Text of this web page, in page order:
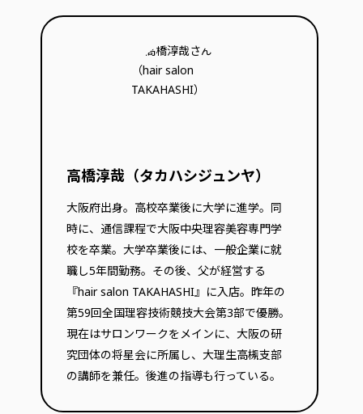
高橋淳哉（タカハシジュンヤ）
大阪府出身。高校卒業後に大学に進学。同
時に、通信課程で大阪中央理容美容専門学
校を卒業。大学卒業後には、一般企業に就
職し5年間勤務。その後、父が経営する
『hair salon TAKAHASHI』に入店。昨年の
第59回全国理容技術競技大会第3部で優勝。
現在はサロンワークをメインに、大阪の研
究団体の将星会に所属し、大理生高槻支部
の講師を兼任。後進の指導も行っている。